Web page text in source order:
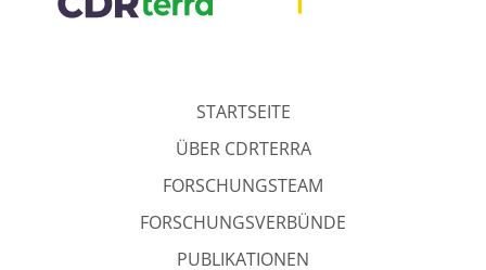
STARTSEITE
ÜBER CDRTERRA
FORSCHUNGSTEAM
FORSCHUNGSVERBÜNDE
PUBLIKATIONEN